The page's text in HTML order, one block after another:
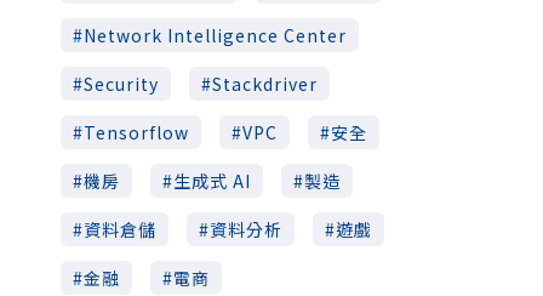
Network Intelligence Center
Security
Stackdriver
Tensorflow
VPC
安全
機房
生成式 AI
製造
資料倉儲
資料分析
遊戲
金融
電商